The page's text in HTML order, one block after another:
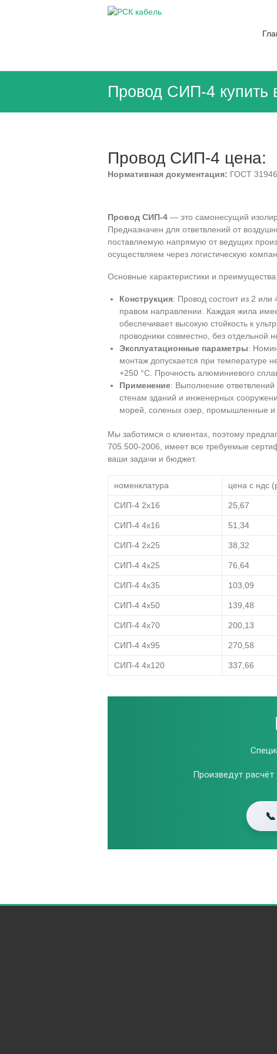
в
СПб
и
заводов
Чувашкабель
НКЗ
Провод СИП-4 купить
Провод СИП-4 цена:
Нормативная документация: ГОСТ
Провод СИП-4 — это самонесущий
Предназначен для ответвлений от
поставляемую напрямую от ведущих
осуществляем через логистическую
Основные характеристики и преимущества:
Конструкция: Провод состоит из 2
правом направлении. Каждая жила
обеспечивает высокую стойкость к
проводники совместно, без отдельной
Эксплуатационные параметры:
монтаж допускается при температуре
+250 °С. Прочность алюминиевого
Применение: Выполнение
стенам зданий и инженерных
морей, соленых озер, промышленные и
Мы заботимся о клиентах, поэтому
705.500-2006, имеет все требуемые
ваши задачи и бюджет.
номенклатура цена с ндс
СИП-4 2х16 25,67
СИП-4 4х16 51,34
СИП-4 2х25 38,32
СИП-4 4х25 76,64
СИП-4 4х35 103,09
СИП-4 4х50 139,48
СИП-4 4х70 200,13
СИП-4 4х95 270,58
СИП-4 4х120 337,66
Произведут